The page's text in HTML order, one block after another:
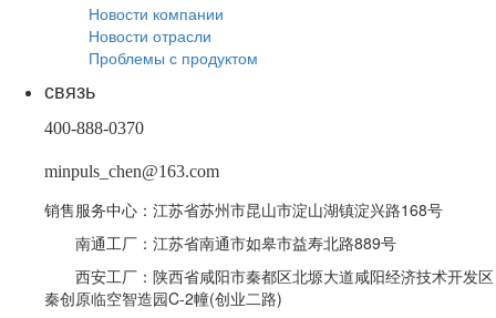
Новости компании
Новости отрасли
Проблемы с продуктом
связь
400-888-0370
minpuls_chen@163.com
销售服务中心：江苏省苏州市昆山市淀山湖镇淀兴路168号
南通工厂：江苏省南通市如皋市益寿北路889号
西安工厂：陕西省咸阳市秦都区北塬大道咸阳经济技术开发区
秦创原临空智造园C-2幢(创业二路)